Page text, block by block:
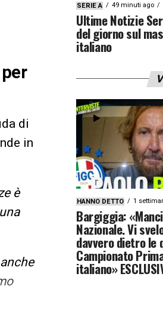
di
in
è
SERIE A 49 minuti ago
Ultime Notizie
del giorno sul
italiano
HANNO DETTO 1
Bargiggia:
Nazionale. Vi
davvero dietro le
Campionato
italiano»